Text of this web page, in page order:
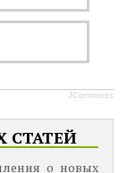
JComments
СТАТЕЙ
о новых